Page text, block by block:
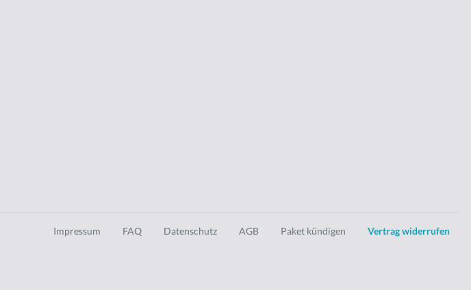
Impressum FAQ Datenschutz AGB Paket kündigen Vertrag widerrufen